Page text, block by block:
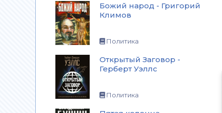
Божий народ - Григорий
Климов
Политика
Открытый Заговор -
Герберт Уэллс
Политика